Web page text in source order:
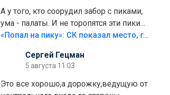
А у того, кто соорудил забор с пиками,
ума - палаты. И не торопятся эти пики
срезать
«Попал на пику»: СК показал место, где был смертельно травмирован ребенок в Тольятти
Сергей Гецман
5 августа 11:03
Это все хорошо,а дорожку,ведущую от